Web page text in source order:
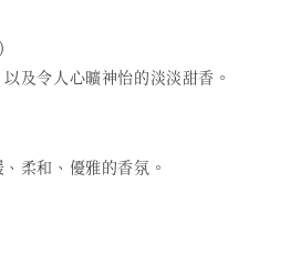
及令人心曠神怡的淡淡甜香。
柔和、優雅的香氛。